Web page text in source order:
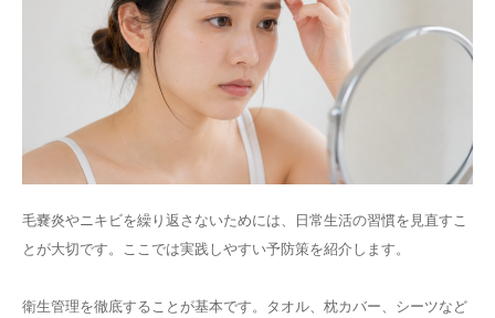
毛嚢炎やニキビを繰り返さないためには、日常生活の習慣を見直すこ
とが大切です。ここでは実践しやすい予防策を紹介します。
衛生管理を徹底することが基本です。タオル、枕カバー、シーツなど